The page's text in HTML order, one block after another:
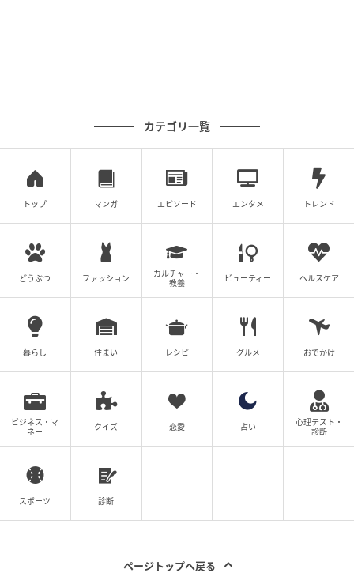
リピーター激増！とろける旨みの「北海道産
コンビーフ」
さっぽろ西町ハム工房さんで「ヒレハム」と並んで外
せないのが、じわじわとリピーターを増やしている
「北海道産コンビーフ」です。その上質な脂と肉の旨
みを120%味わうなら、ぜひ熱々のスキレット料理で試
してみてください。おすすめは、じゃがいも2個とコン
ビーフ50gを使った贅沢なバター焼き！
カテゴリ一覧
トップ マンガ エピソード エンタメ トレンド
どうぶつ ファッション
カルチャー・
教養
ビューティー ヘルスケア
暮らし 住まい レシピ グルメ おでかけ
ビジネス・マ
ネー
クイズ 恋愛 占い
心理テスト・
診断
スポーツ 診断
ページトップへ戻る